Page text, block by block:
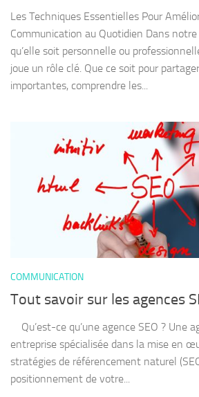
Les Techniques Essentielles Pour
Communication au Quotidien Dans
qu’elle soit personnelle ou
joue un rôle clé. Que ce soit pour
importantes, comprendre les...
COMMUNICATION
Tout savoir sur les agences
Qu’est-ce qu’une agence SEO ? Une
entreprise spécialisée dans la mise en
stratégies de référencement naturel
positionnement de votre...